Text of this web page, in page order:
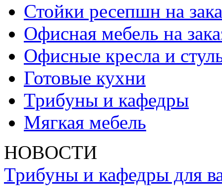
Стойки ресепшн на
Офисная мебель на
Офисные кресла и
Готовые кухни
Трибуны и кафедры
Мягкая мебель
НОВОСТИ
Трибуны и кафедры для